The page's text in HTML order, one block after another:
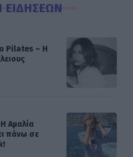
ΕΙΔΗΣΕΩΝ
Pilates – Η
Αμαλία
πάνω σε